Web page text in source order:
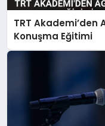
TRT Akademi’den
Konuşma Eğitimi